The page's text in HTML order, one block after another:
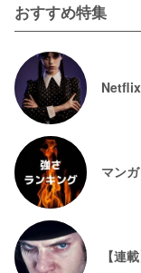
おすすめ特集
マン
【連